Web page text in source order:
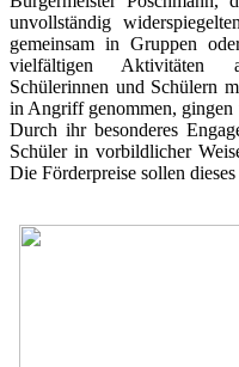
unvollständig
gemeinsam in Gruppen
vielfältigen Aktivitäten
Schülerinnen und Schülern
in Angriff genommen,
Durch ihr besonderes
Schüler in vorbildlicher
Die Förderpreise sollen